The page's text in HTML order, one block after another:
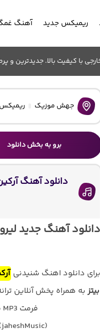
ریمیکس جدید آهنگ
با کیفیت بالا. جدیدترین و
جهش موزیک
برو به بخش دانلود
برای دانلود اهنگ شنیدنی آرکین 2
بیتز
فرمت MP3 با جهش موزیک ❤️ همراه باشید